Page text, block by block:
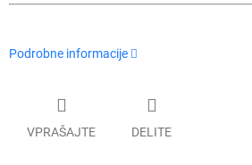
Podrobne informacije
VPRAŠAJTE DELITE